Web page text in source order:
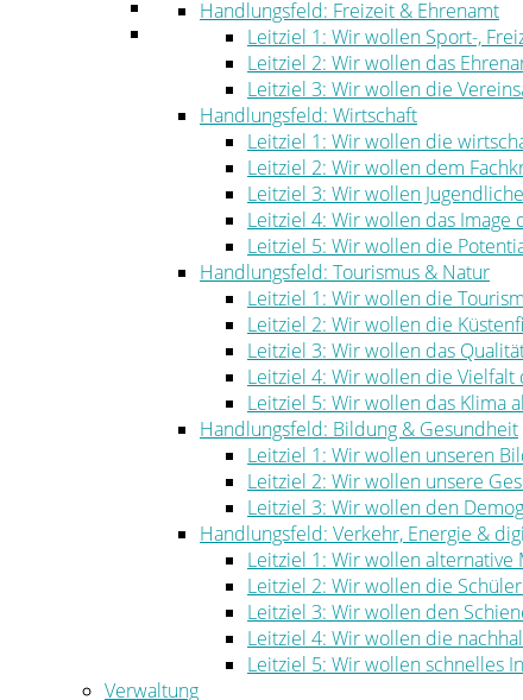
Umwelt
Ordnung
Handlungsfeld: Freizeit & Ehrenamt
Leitziel 1: Wir wollen Sport-,
Leitziel 2: Wir wollen das
Leitziel 3: Wir wollen die
Handlungsfeld: Wirtschaft
Leitziel 1: Wir wollen die
Leitziel 2: Wir wollen dem
Leitziel 3: Wir wollen
Leitziel 4: Wir wollen das
Leitziel 5: Wir wollen die
Handlungsfeld: Tourismus & Natur
Leitziel 1: Wir wollen die
Leitziel 2: Wir wollen die
Leitziel 3: Wir wollen das
Leitziel 4: Wir wollen die
Leitziel 5: Wir wollen das Klima
Handlungsfeld: Bildung & Gesundheit
Leitziel 1: Wir wollen unseren
Leitziel 2: Wir wollen unsere
Leitziel 3: Wir wollen den
Handlungsfeld: Verkehr, Energie &
Leitziel 1: Wir wollen
Leitziel 2: Wir wollen die
Leitziel 3: Wir wollen den
Leitziel 4: Wir wollen die
Leitziel 5: Wir wollen schnelles
Verwaltung